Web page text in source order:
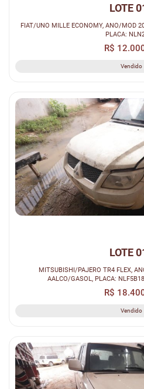
LOTE
FIAT/UNO MILLE ECONOMY, ANO/MOD 2010, COR BRANCA AALCO/GASOL,
PLACA:
R$
Vendido
LOTE
MITSUBISHI/PAJERO TR4 FLEX,
AALCO/GASOL, PLACA:
R$
Vendido